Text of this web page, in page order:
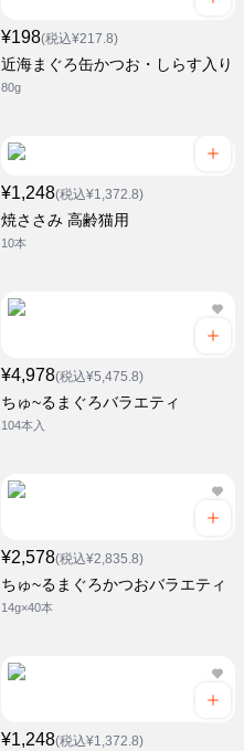
¥198(税込¥217.8)
近海まぐろ缶かつお・しらす入り
80g
¥1,248(税込¥1,372.8)
焼ささみ 高齢猫用
10本
¥4,978(税込¥5,475.8)
ちゅ~るまぐろバラエティ
104本入
¥2,578(税込¥2,835.8)
ちゅ~るまぐろかつおバラエティ
14g×40本
¥1,248(税込¥1,372.8)